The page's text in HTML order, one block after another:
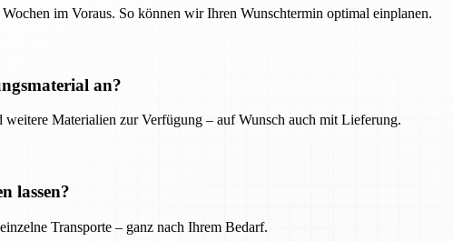
im Voraus. So können wir Ihren Wunschtermin optimal einplanen.
an?
Materialien zur Verfügung – auf Wunsch auch mit Lieferung.
lassen?
Transporte – ganz nach Ihrem Bedarf.